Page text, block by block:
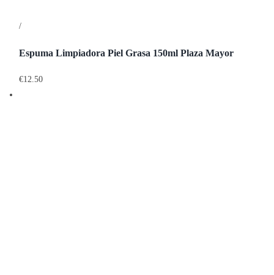
/
Espuma Limpiadora Piel Grasa 150ml Plaza Mayor
€12.50